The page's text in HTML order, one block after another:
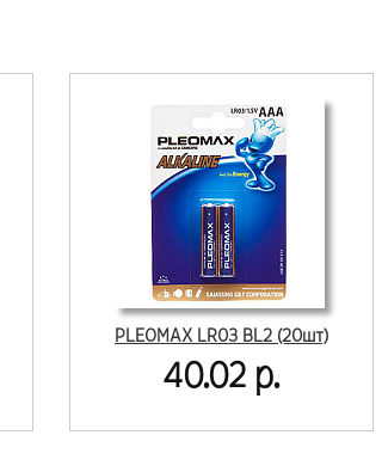
PLEOMAX LR03 BL2 (20шт)
40.02 р.